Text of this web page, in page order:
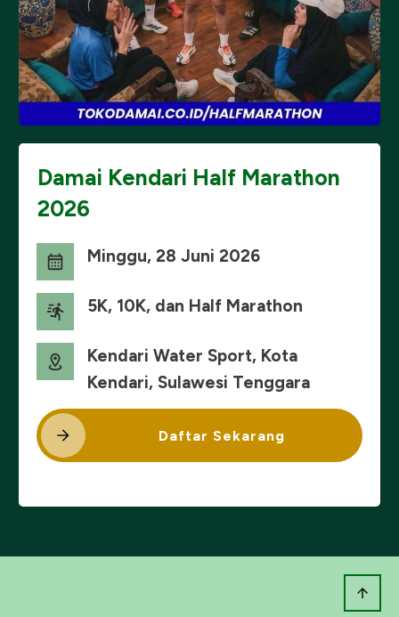
Damai Kendari Half Marathon
2026
Minggu, 28 Juni 2026
5K, 10K, dan Half Marathon
Kendari Water Sport, Kota
Kendari, Sulawesi Tenggara
Daftar Sekarang